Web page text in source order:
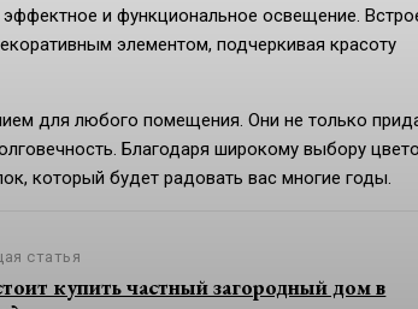
и функциональное освещение.
элементом, подчеркивая красоту
для любого помещения. Они не только
Благодаря широкому выбору
который будет радовать вас многие годы.
статья
купить частный загородный дом в